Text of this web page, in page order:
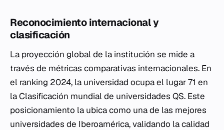
Reconocimiento internacional y
clasificación
La proyección global de la institución se mide a
través de métricas comparativas internacionales. En
el ranking 2024, la universidad ocupa el lugar 71 en
la Clasificación mundial de universidades QS. Este
posicionamiento la ubica como una de las mejores
universidades de Iberoamérica, validando la calidad